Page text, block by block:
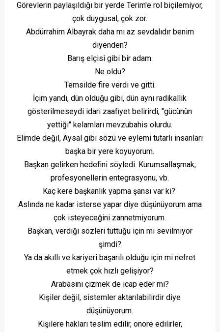
Görevlerin paylaşıldığı bir yerde Terim'e rol biçilemiyor,
çok duygusal, çok zor.
Abdürrahim Albayrak daha mı az sevdalıdır benim
diyenden?
Barış elçisi gibi bir adam.
Ne oldu?
Temsilde fire verdi ve gitti.
İçim yandı, dün olduğu gibi, dün aynı radikallik
gösterilmeseydi idari zaafiyet belirirdi, "gücünün
yettiği" kelamları mevzubahis olurdu.
Elimde değil, Aysal gibi sözü ve eylemi tutarlı insanları
başka bir yere koyuyorum.
Başkan gelirken hedefini söyledi. Kurumsallaşmak,
profesyonellerin entegrasyonu, vb.
Kaç kere başkanlık yapma şansı var ki?
Aslında ne kadar isterse yapar diye düşünüyorum ama
çok isteyeceğini zannetmiyorum.
Başkan, verdiği sözleri tuttuğu için mi sevilmiyor
şimdi?
Ya da akıllı ve kariyeri başarılı olduğu için mi nefret
etmek çok hızlı gelişiyor?
Arabasını çizmek de icap eder mi?
Kişiler değil, sistemler aktarılabilirdir diye
düşünüyorum.
Kişilere hakları teslim edilir, onore edilirler,